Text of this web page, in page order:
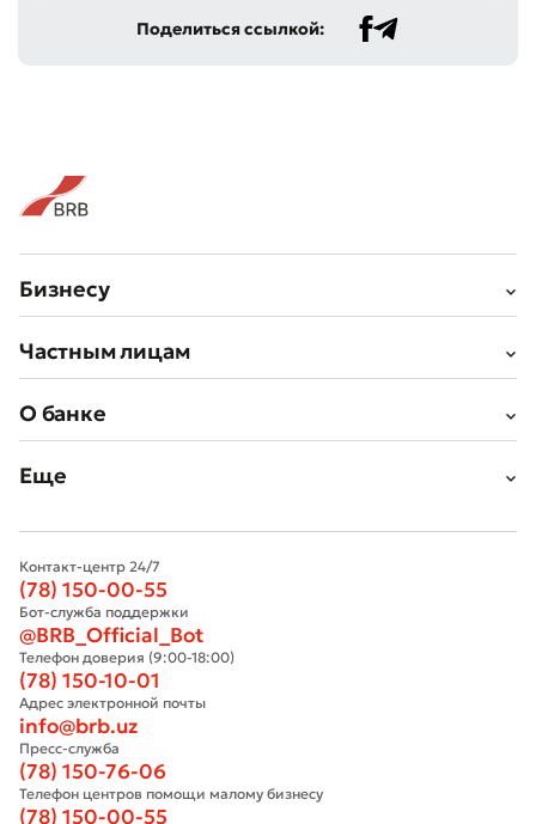
Поделиться ссылкой:
Бизнесу
Частным лицам
О банке
Еще
Контакт-центр 24/7
(78) 150-00-55
Бот-служба поддержки
@BRB_Official_Bot
Телефон доверия (9:00-18:00)
(78) 150-10-01
Адрес электронной почты
info@brb.uz
Пресс-служба
(78) 150-76-06
Телефон центров помощи малому бизнесу
(78) 150-00-55